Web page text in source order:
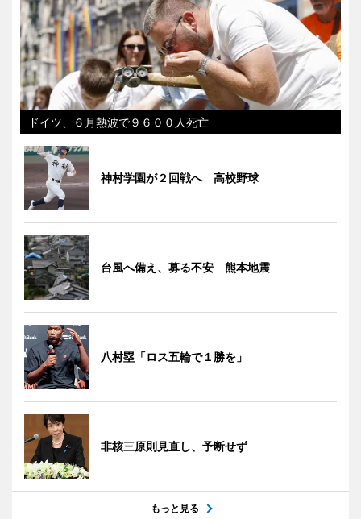
ドイツ、６月熱波で９６００人死亡
神村学園が２回戦へ 高校野球
台風へ備え、募る不安 熊本地震
八村塁「ロス五輪で１勝を」
非核三原則見直し、予断せず
もっと見る